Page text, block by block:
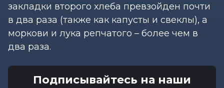
закладки второго хлеба превзойден почти
в два раза (также как капусты и свеклы), а
моркови и лука репчатого – более чем в
два раза.
Подписывайтесь на наши